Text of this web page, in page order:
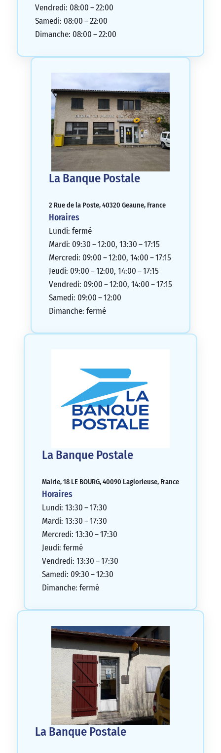
Vendredi: 08:00 – 22:00
Samedi: 08:00 – 22:00
Dimanche: 08:00 – 22:00
La Banque Postale
2 Rue de la Poste, 40320 Geaune, France
Horaires
Lundi: fermé
Mardi: 09:30 – 12:00, 13:30 – 17:15
Mercredi: 09:00 – 12:00, 14:00 – 17:15
Jeudi: 09:00 – 12:00, 14:00 – 17:15
Vendredi: 09:00 – 12:00, 14:00 – 17:15
Samedi: 09:00 – 12:00
Dimanche: fermé
La Banque Postale
Mairie, 18 LE BOURG, 40090 Laglorieuse, France
Horaires
Lundi: 13:30 – 17:30
Mardi: 13:30 – 17:30
Mercredi: 13:30 – 17:30
Jeudi: fermé
Vendredi: 13:30 – 17:30
Samedi: 09:30 – 12:30
Dimanche: fermé
La Banque Postale